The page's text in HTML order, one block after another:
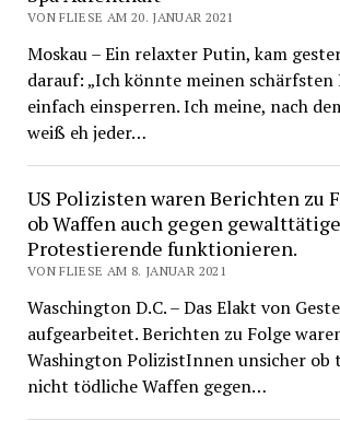
VON FLIESE AM 20. JANUAR 2021
Moskau – Ein relaxter Putin, kam
darauf: „Ich könnte meinen
einfach einsperren. Ich meine, nach
weiß eh jeder…
US Polizisten waren Berichten zu
ob Waffen auch gegen
Protestierende funktionieren.
VON FLIESE AM 8. JANUAR 2021
Waschington D.C. – Das Elakt von
aufgearbeitet. Berichten zu Folge
Washington PolizistInnen unsicher ob
nicht tödliche Waffen gegen…